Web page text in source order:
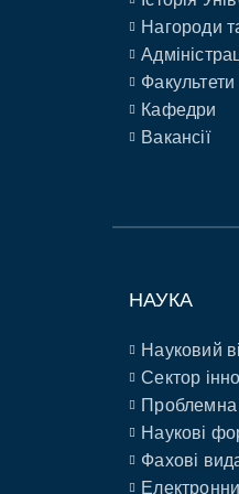
Нагороди
Факультети
Кафедри
Вакансії
НАУКА
Науковий
Сектор
Наукові
Фахові